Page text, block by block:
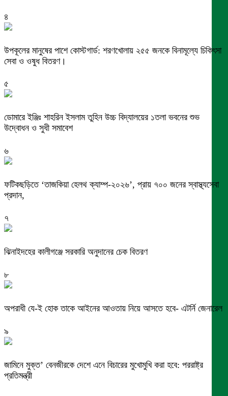
৪
উপকূলের মানুষের পাশে কোস্টগার্ড: শরণখোলায় ২৫৫ জনকে বিনামূল্যে চিকিৎসা
সেবা ও ওষুধ বিতরণ।
৫
ডোমারে ইঞ্জিঃ শাহরিন ইসলাম তুহিন উচ্চ বিদ্যালয়ের ১তলা ভবনের শুভ
উদ্বোধন ও সুধী সমাবেশ
৬
ফটিকছড়িতে ‘তাজকিয়া হেলথ ক্যাম্প-২০২৬’, প্রায় ৭০০ জনের স্বাস্থ্যসেবা
প্রদান,
৭
ঝিনাইদহের কালীগঞ্জে সরকারি অনুদানের চেক বিতরণ
৮
অপরাধী যে-ই হোক তাকে আইনের আওতায় নিয়ে আসতে হবে- এটর্নি জেনারেল
৯
জামিনে মুক্ত’ বেনজীরকে দেশে এনে বিচারের মুখোমুখি করা হবে: পররাষ্ট্র
প্রতিমন্ত্রী